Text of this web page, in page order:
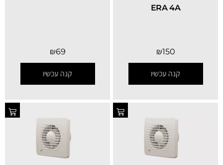
ERA 4A
₪150
קנה עכשיו
₪69
קנה עכשיו